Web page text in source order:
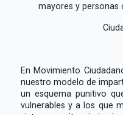
mayores y personas
En Movimiento
nuestro modelo de
un esquema punitivo
vulnerables y a los que